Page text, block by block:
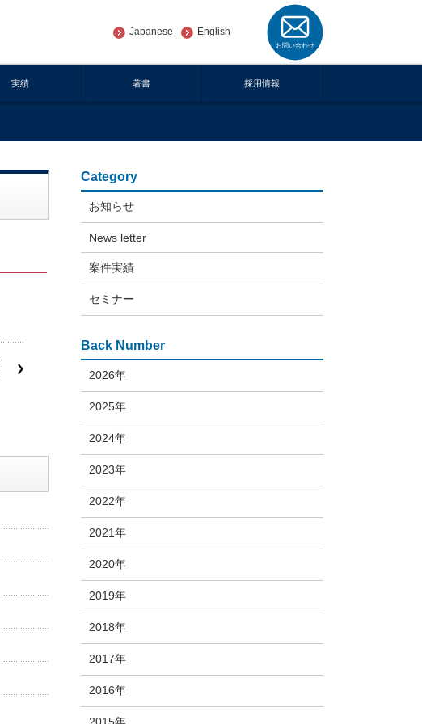
Japanese English
実績 著書 採用情報
Category
お知らせ
News letter
案件実績
セミナー
Back Number
2026年
2025年
2024年
2023年
2022年
2021年
2020年
2019年
2018年
2017年
2016年